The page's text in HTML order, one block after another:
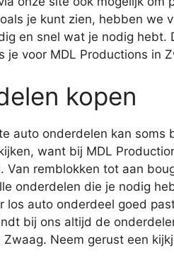
je kunt zien, hebben we
en snel wat je nodig hebt.
je voor MDL Productions in
kopen
auto onderdelen kan soms
want bij MDL
Van remblokken tot aan
onderdelen die je nodig
los auto onderdeel goed
bij ons altijd de
Neem gerust een